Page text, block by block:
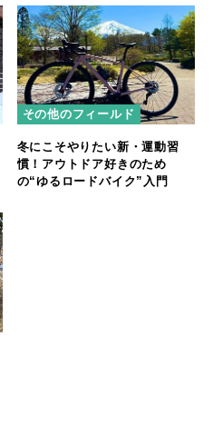
その他のフィールド
冬にこそやりたい新・運動習
慣！アウトドア好きのため
の“ゆるロードバイク”入門